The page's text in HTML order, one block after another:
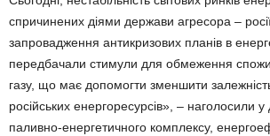
спричинених діями держави агресора –
запровадження антикризових планів в
передбачали стимули для обмеження
газу, що має допомогти зменшити
російських енергоресурсів», – наголосили
паливно-енергетичного комплексу,